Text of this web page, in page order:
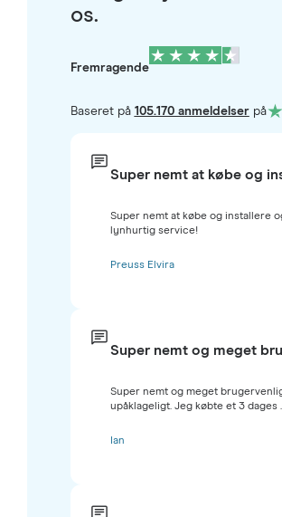
os.
Fremragende
Baseret på 105.170 anmeldelserpå
Super nemt at købe og
Super nemt at købe og installere
lynhurtig service!
Preuss Elvira
Super nemt og meget
Super nemt og meget
upåklageligt. Jeg købte et 3 dages
Ian